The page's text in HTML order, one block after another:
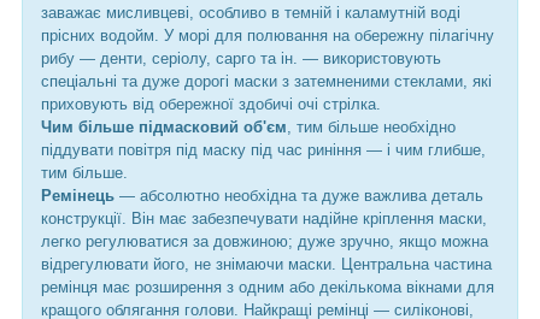
заважає мисливцеві, особливо в темній і каламутній воді
прісних водойм. У морі для полювання на обережну пілагічну
рибу — денти, серіолу, сарго та ін. — використовують
спеціальні та дуже дорогі маски з затемненими стеклами, які
приховують від обережної здобичі очі стрілка.
Чим більше підмасковий об'єм , тим більше необхідно
піддувати повітря під маску під час риніння — і чим глибше,
тим більше.
Ремінець — абсолютно необхідна та дуже важлива деталь
конструкції. Він має забезпечувати надійне кріплення маски,
легко регулюватися за довжиною; дуже зручно, якщо можна
відрегулювати його, не знімаючи маски. Центральна частина
ремінця має розширення з одним або декількома вікнами для
кращого облягання голови. Найкращі ремінці — силіконові,